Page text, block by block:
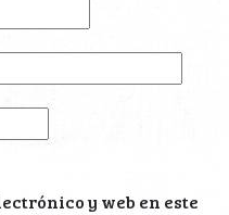
y web en este